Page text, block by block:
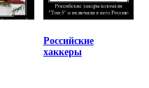
Российские
хаккеры